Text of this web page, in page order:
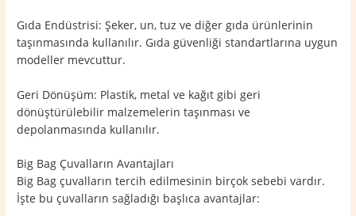
Gıda Endüstrisi: Şeker, un, tuz ve diğer gıda ürünlerinin
taşınmasında kullanılır. Gıda güvenliği standartlarına uygun
modeller mevcuttur.
Geri Dönüşüm: Plastik, metal ve kağıt gibi geri
dönüştürülebilir malzemelerin taşınması ve
depolanmasında kullanılır.
Big Bag Çuvalların Avantajları
Big Bag çuvalların tercih edilmesinin birçok sebebi vardır.
İşte bu çuvalların sağladığı başlıca avantajlar: